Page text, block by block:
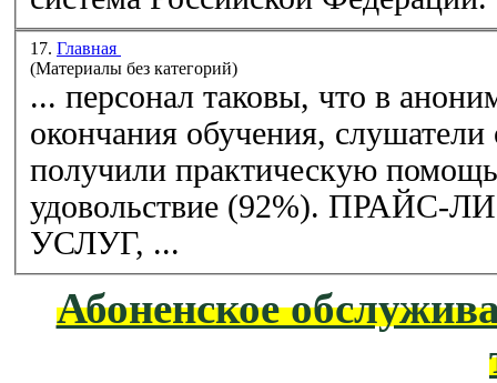
17. Главная
(Материалы без категорий)
... персонал таковы, что в
окончания обучения,
получили практическую
удовольствие (92%).
УСЛУГ, ...
Абоненское